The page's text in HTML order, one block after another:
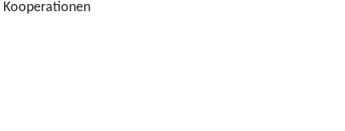
Kooperationen